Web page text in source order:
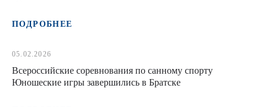
ПОДРОБНЕЕ
05.02.2026
Всероссийские соревнования по санному спорту
Юношеские игры завершились в Братске